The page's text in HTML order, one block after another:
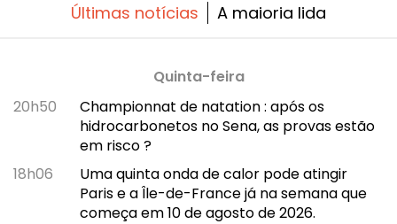
Últimas notícias A maioria lida
Quinta-feira
20h50
Championnat de natation : após os
hidrocarbonetos no Sena, as provas estão
em risco ?
18h06
Uma quinta onda de calor pode atingir
Paris e a Île-de-France já na semana que
começa em 10 de agosto de 2026.